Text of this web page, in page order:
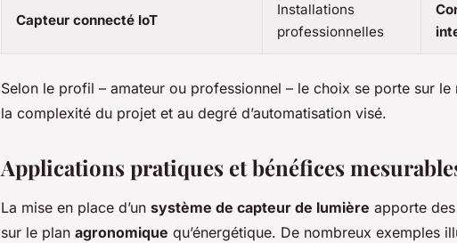
Capteur connecté IoT
Installations
professionnelles
Selon le profil – amateur ou professionnel – le choix se porte sur
la complexité du projet et au degré d’automatisation visé.
Applications pratiques et bénéfices
La mise en place d’un système de capteur de lumière apporte
sur le plan agronomique qu’énergétique. De nombreux exemples